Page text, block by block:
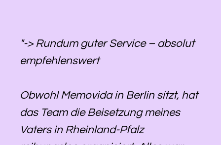
"-> Rundum guter Service – absolut
empfehlenswert
Obwohl Memovida in Berlin sitzt, hat
das Team die Beisetzung meines
Vaters in Rheinland-Pfalz